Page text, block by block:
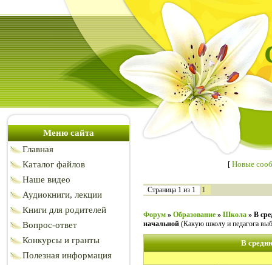
Меню сайта
Главная
Каталог файлов
Наше видео
Аудиокниги, лекции
Книги для родителей
Вопрос-ответ
Конкурсы и гранты
Полезная информация
[ Новые
Страница 1 из 1 1
Форум » Образование » Школа » В
начальной (Какую школу и педагога
В